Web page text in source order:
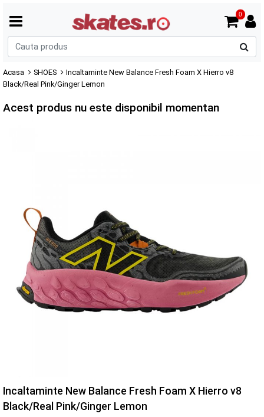
0
Acasa SHOES
Incaltaminte New Balance Fresh Foam X Hierro v8
Black/Real Pink/Ginger Lemon
Acest produs nu este disponibil momentan
Incaltaminte New Balance Fresh Foam X Hierro v8
Black/Real Pink/Ginger Lemon